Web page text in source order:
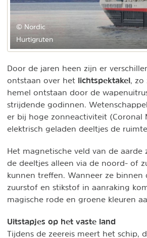
© Nordic
Hurtigruten
Door de jaren heen zijn er
ontstaan over het lichtspektakel ,
hemel ontstaan door de
strijdende godinnen.
er bij hoge zonneactiviteit (Coronal
elektrisch geladen deeltjes de
Het magnetische veld van de
de deeltjes alleen via de noord- of
kunnen treffen. Wanneer ze binnen
zuurstof en stikstof in aanraking
magische rode en groene kleuren
Uitstapjes op het vaste land
Tijdens de zeereis meert het schip,